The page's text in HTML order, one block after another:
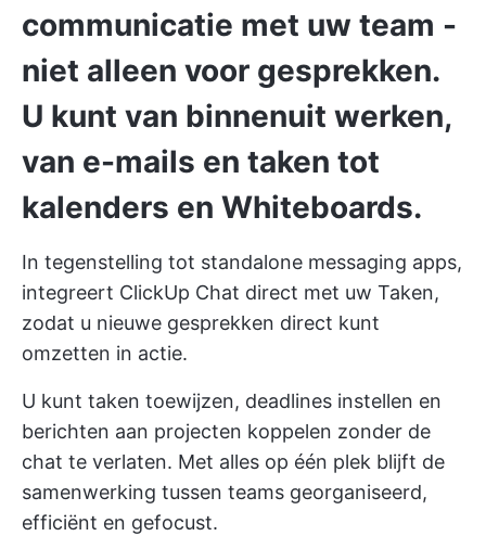
communicatie met uw team -
niet alleen voor gesprekken.
U kunt van binnenuit werken,
van e-mails en taken tot
kalenders en Whiteboards.
In tegenstelling tot standalone messaging apps,
integreert ClickUp Chat direct met uw Taken,
zodat u nieuwe gesprekken direct kunt
omzetten in actie.
U kunt taken toewijzen, deadlines instellen en
berichten aan projecten koppelen zonder de
chat te verlaten. Met alles op één plek blijft de
samenwerking tussen teams georganiseerd,
efficiënt en gefocust.